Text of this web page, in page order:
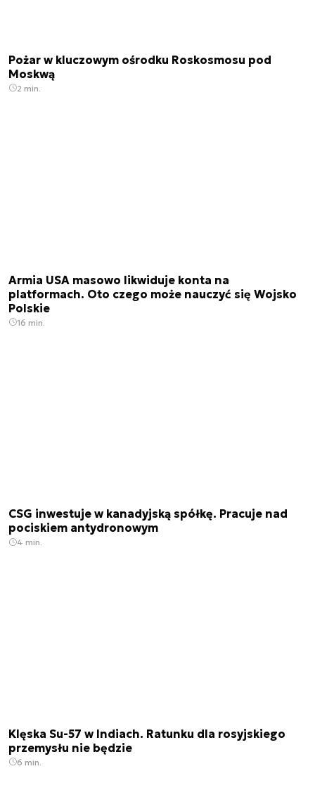
Pożar w kluczowym ośrodku Roskosmosu pod
Moskwą
2 min.
Armia USA masowo likwiduje konta na
platformach. Oto czego może nauczyć się Wojsko
Polskie
16 min.
CSG inwestuje w kanadyjską spółkę. Pracuje nad
pociskiem antydronowym
4 min.
Klęska Su-57 w Indiach. Ratunku dla rosyjskiego
przemysłu nie będzie
6 min.